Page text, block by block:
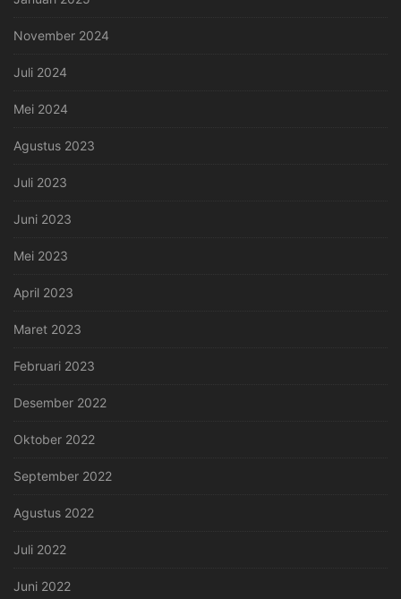
November 2024
Juli 2024
Mei 2024
Agustus 2023
Juli 2023
Juni 2023
Mei 2023
April 2023
Maret 2023
Februari 2023
Desember 2022
Oktober 2022
September 2022
Agustus 2022
Juli 2022
Juni 2022